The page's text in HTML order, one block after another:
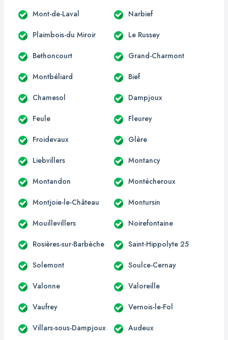
Mont-de-Laval Narbief
Plaimbois-du Miroir Le Russey
Bethoncourt Grand-Charmont
Montbéliard Bief
Chamesol Dampjoux
Feule Fleurey
Froidevaux Glère
Liebvillers Montancy
Montandon Montécheroux
Montjoie-le-Château Montursin
Mouillevillers Noirefontaine
Rosières-sur-Barbèche Saint-Hippolyte 25
Solemont Soulce-Cernay
Valonne Valoreille
Vaufrey Vernois-le-Fol
Villars-sous-Dampjoux Audeux